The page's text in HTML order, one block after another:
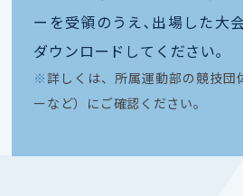
ーを受領のうえ､出場した大
ダウンロードしてください｡
※ 詳しくは、所属運動部の競技団
ーなど）にご確認ください。